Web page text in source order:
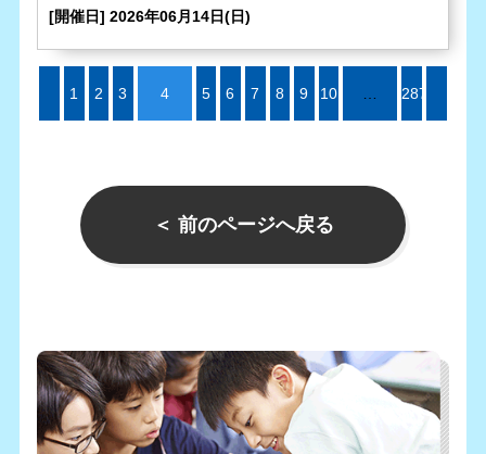
[開催日] 2026年06月14日(日)
«1 2 3 4 5 6 7 8 9 10 287
＜ 前のページへ戻る